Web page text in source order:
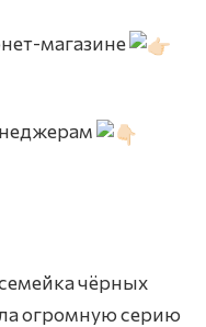
магазине
чёрных
огромную серию